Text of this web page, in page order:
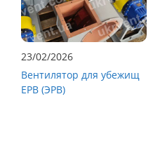
23/02/2026
Вентилятор для убежищ
ЕРВ (ЭРВ)